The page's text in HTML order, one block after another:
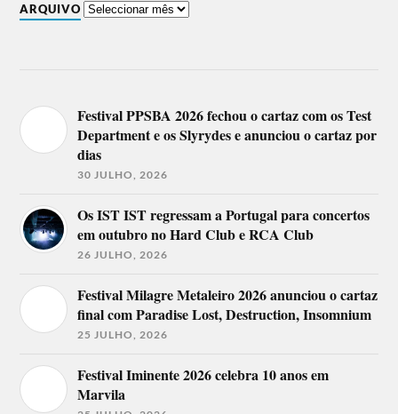
ARQUIVO
Festival PPSBA 2026 fechou o cartaz com os Test
Department e os Slyrydes e anunciou o cartaz por
dias
30 JULHO, 2026
Os IST IST regressam a Portugal para concertos
em outubro no Hard Club e RCA Club
26 JULHO, 2026
Festival Milagre Metaleiro 2026 anunciou o cartaz
final com Paradise Lost, Destruction, Insomnium
25 JULHO, 2026
Festival Iminente 2026 celebra 10 anos em
Marvila